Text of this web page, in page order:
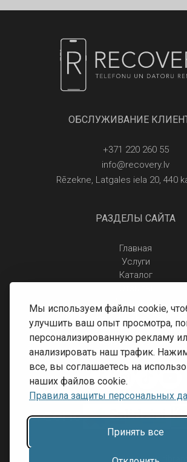
Мы используем файлы cookie,
улучшить ваш опыт просмотра,
персонализированную рекламу
анализировать наш трафик.
все, вы соглашаетесь на
наших файлов cookie.
Правила защиты персональных
Принять все
ОБСЛУЖИВАНИЕ
+371 220 260 55
info@recovery.lv
Rēzekne, Latgales iela 20, 440
РАЗДЕЛЫ САЙТА
Главная
Услуги
Каталог
Правила защиты персональных
Доставка и оплата
Условия возврата
Разработка сайта:Inibrand